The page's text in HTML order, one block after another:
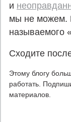
и
мы не можем.
называемого «
Сходите
Этому блогу
работать.
материалов.